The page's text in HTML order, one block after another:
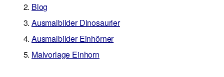
Blog
Ausmalbilder Dinosaurier
Ausmalbilder Einhörner
Malvorlage Einhorn